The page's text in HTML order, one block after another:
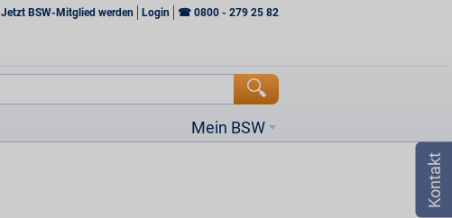
Jetzt BSW-Mitglied werden Login ☎ 0800 - 279 25 82
Mein BSW